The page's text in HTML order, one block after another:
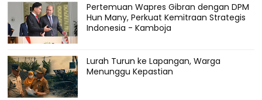
Pertemuan Wapres Gibran dengan DPM
Hun Many, Perkuat Kemitraan Strategis
Indonesia - Kamboja
Lurah Turun ke Lapangan, Warga
Menunggu Kepastian